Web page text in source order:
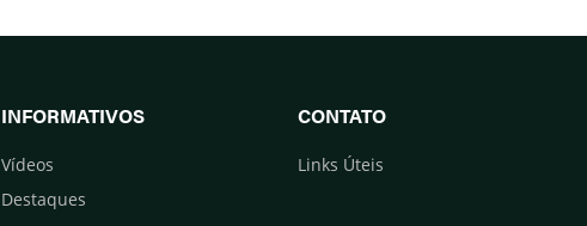
INFORMATIVOS
Vídeos
Destaques
CONTATO
Links Úteis